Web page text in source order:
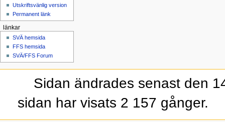
Utskriftsvänlig version
Permanent länk
länkar
SVÄ hemsida
FFS hemsida
SVÄ/FFS Forum
Sidan ändrades senast den
sidan har visats 2 157 gånger.